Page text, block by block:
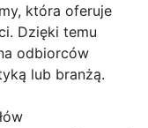
która oferuje
Dzięki temu
odbiorców
lub branżą.